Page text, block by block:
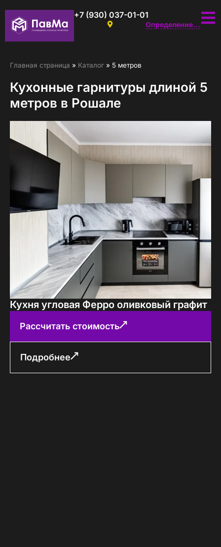
+7 (930) 037-01-01
Определение...
Главная страница » Каталог » 5 метров
Кухонные гарнитуры длиной 5
метров в Рошале
Кухня угловая Ферро оливковый графит
Рассчитать стоимость
Подробнее